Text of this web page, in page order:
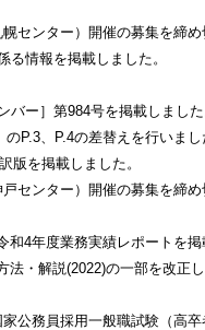
センター）開催の募集を締め
る情報を掲載しました。
バー］第984号を掲載しました
P.3、P.4の差替えを行いまし
版を掲載しました。
センター）開催の募集を締め
4年度業務実績レポートを掲
・解説(2022)の一部を改正し
公務員採用一般職試験（高